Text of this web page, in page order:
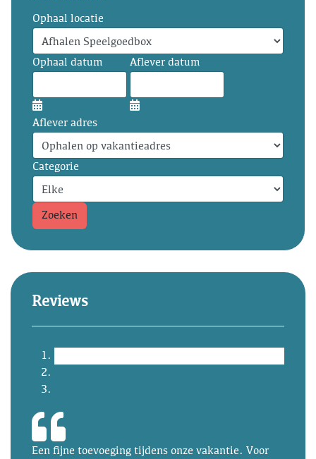
Ophaal locatie
Ophaal datum Aflever datum
Aflever adres
Categorie
Zoeken
Reviews
Een fijne toevoeging tijdens onze vakantie. Voor